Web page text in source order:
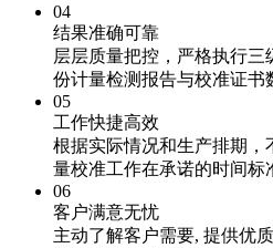
04
结果准确可靠
层层质量把控，严格执行
份计量检测报告与校准证书
05
工作快捷高效
根据实际情况和生产排期
量校准工作在承诺的时间标
06
客户满意无忧
主动了解客户需要, 提供优